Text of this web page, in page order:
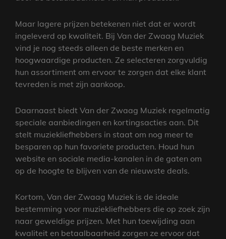
Maar lagere prijzen betekenen niet dat er wordt
ingeleverd op kwaliteit. Bij Van der Zwaag Muziek
vind je nog steeds alleen de beste merken en
hoogwaardige producten. Ze selecteren zorgvuldig
hun assortiment om ervoor te zorgen dat elke klant
tevreden is met zijn aankoop.
Daarnaast biedt Van der Zwaag Muziek regelmatig
speciale aanbiedingen en kortingsacties aan. Dit
stelt muziekliefhebbers in staat om nog meer te
besparen op hun favoriete producten. Houd hun
website en sociale media-kanalen in de gaten om
op de hoogte te blijven van de nieuwste deals.
Kortom, Van der Zwaag Muziek is de ideale
bestemming voor muziekliefhebbers die op zoek zijn
naar geweldige prijzen. Met hun toewijding aan
kwaliteit en betaalbaarheid zorgen ze ervoor dat